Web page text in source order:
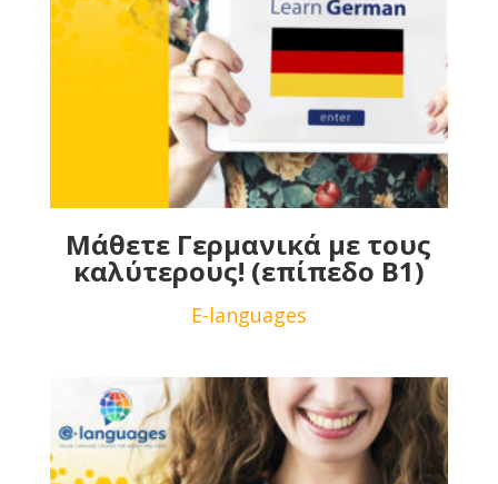
Μάθετε Γερμανικά με τους
καλύτερους! (επίπεδο B1)
E-languages